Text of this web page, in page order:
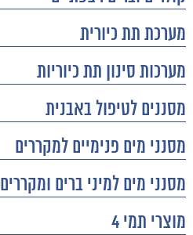
מערכת תת כיורית
מערכות סינון תת כיוריות
מסננים לטיפול באבנית
מסנני מים פנימיים למקררים
מסנני מים למיני ברים ומקררים
מוצרי תמי 4